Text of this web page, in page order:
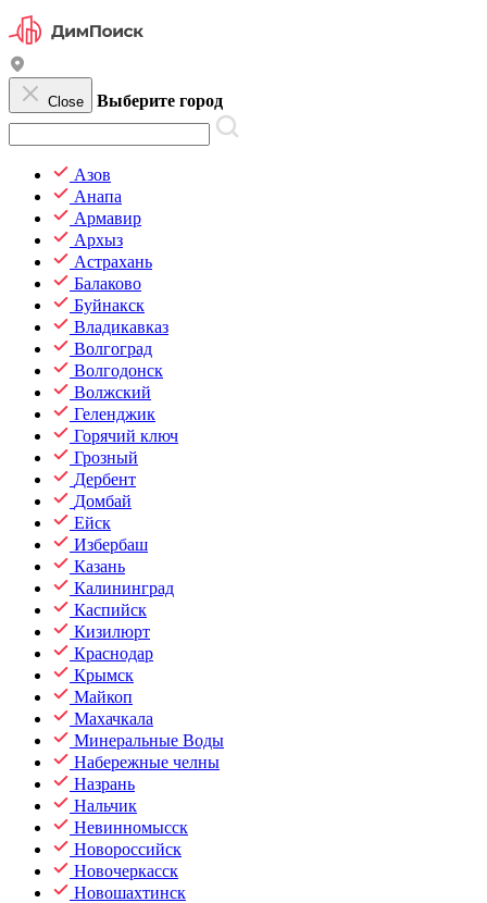
Close Выберите город
Азов
Анапа
Армавир
Архыз
Астрахань
Балаково
Буйнакск
Владикавказ
Волгоград
Волгодонск
Волжский
Геленджик
Горячий ключ
Грозный
Дербент
Домбай
Ейск
Избербаш
Казань
Калининград
Каспийск
Кизилюрт
Краснодар
Крымск
Майкоп
Махачкала
Минеральные Воды
Набережные челны
Назрань
Нальчик
Невинномысск
Новороссийск
Новочеркасск
Новошахтинск